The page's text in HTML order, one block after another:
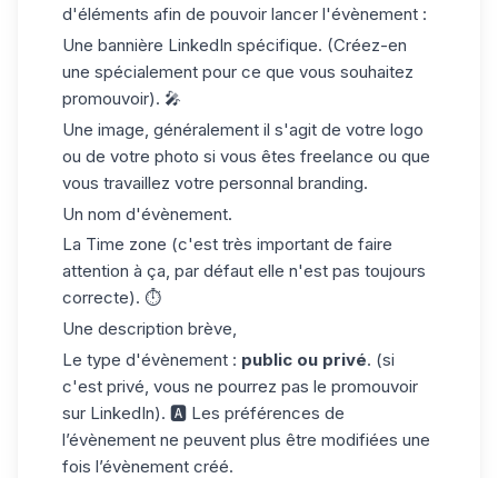
d'éléments afin de pouvoir lancer l'évènement :
Une bannière LinkedIn spécifique. (Créez-en
une spécialement pour ce que vous souhaitez
promouvoir). 🎤
Une image, généralement il s'agit de votre logo
ou de votre photo si vous êtes freelance ou que
vous travaillez votre personnal branding.
Un nom d'évènement.
La Time zone (c'est très important de faire
attention à ça, par défaut elle n'est pas toujours
correcte). ⏱
Une description brève,
Le type d'évènement : public ou privé. (si
c'est privé, vous ne pourrez pas le promouvoir
sur LinkedIn). 🅰 Les préférences de
l’évènement ne peuvent plus être modifiées une
fois l’évènement créé.